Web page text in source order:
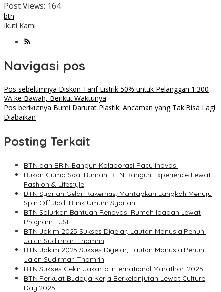
Post Views: 164
btn
Ikuti Kami
Navigasi pos
Pos sebelumnya Diskon Tarif Listrik 50% untuk Pelanggan 1.300
VA ke Bawah, Berikut Waktunya
Pos berikutnya Bumi Darurat Plastik: Ancaman yang Tak Bisa Lagi
Diabaikan
Posting Terkait
BTN dan BRIN Bangun Kolaborasi Pacu Inovasi
Bukan Cuma Soal Rumah, BTN Bangun Experience Lewat
Fashion & Lifestyle
BTN Syariah Gelar Rakernas, Mantapkan Langkah Menuju
Spin Off Jadi Bank Umum Syariah
BTN Salurkan Bantuan Renovasi Rumah Ibadah Lewat
Program TJSL
BTN Jakim 2025 Sukses Digelar, Lautan Manusia Penuhi
Jalan Sudirman Thamrin
BTN Jakim 2025 Sukses Digelar, Lautan Manusia Penuhi
Jalan Sudirman Thamrin
BTN Sukses Gelar Jakarta International Marathon 2025
BTN Perkuat Budaya Kerja Berkelanjutan Lewat Culture
Day 2025